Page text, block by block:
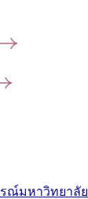
ณ์มหาวิทยาลัย